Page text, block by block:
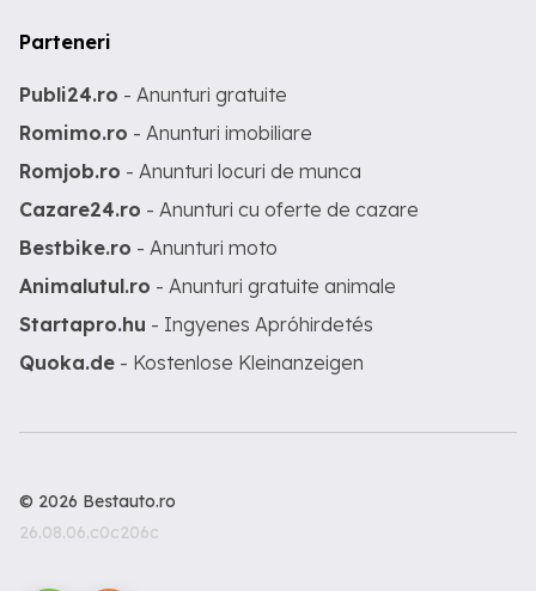
Parteneri
Publi24.ro - Anunturi gratuite
Romimo.ro - Anunturi imobiliare
Romjob.ro - Anunturi locuri de munca
Cazare24.ro - Anunturi cu oferte de cazare
Bestbike.ro - Anunturi moto
Animalutul.ro - Anunturi gratuite animale
Startapro.hu - Ingyenes Apróhirdetés
Quoka.de - Kostenlose Kleinanzeigen
© 2026 Bestauto.ro
26.08.06.c0c206c